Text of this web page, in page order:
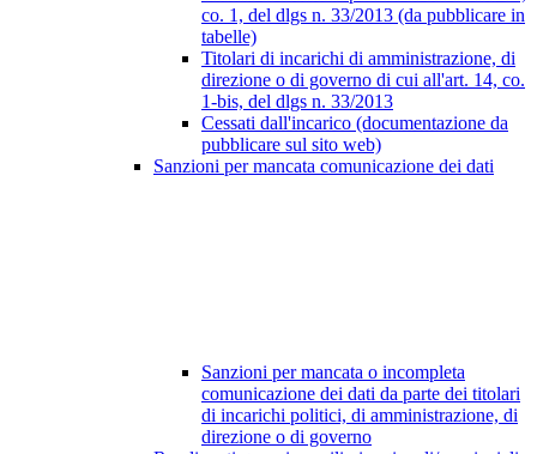
co. 1, del dlgs n. 33/2013 (da pubblicare in
tabelle)
Titolari di incarichi di amministrazione, di
direzione o di governo di cui all'art. 14, co.
1-bis, del dlgs n. 33/2013
Cessati dall'incarico (documentazione da
pubblicare sul sito web)
Sanzioni per mancata comunicazione dei dati
Sanzioni per mancata o incompleta
comunicazione dei dati da parte dei titolari
di incarichi politici, di amministrazione, di
direzione o di governo